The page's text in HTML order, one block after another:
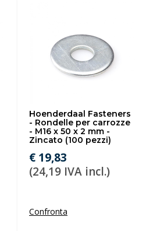
Hoenderdaal Fasteners
- Rondelle per carrozze
- M16 x 50 x 2 mm -
Zincato (100 pezzi)
€ 19,83
(24,19 IVA incl.)
Confronta